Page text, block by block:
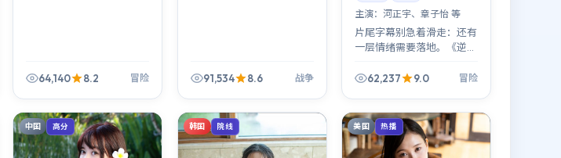
64,140 8.2 冒险 91,534 8.6 战争
主演：河正宇、章子怡 等
片尾字幕别急着滑走：还有
一层情绪需要落地。《逆光
后三分钟——不是惊吓，是
62,237 9.0 冒险
中国 高分 韩国 院线 美国 热播